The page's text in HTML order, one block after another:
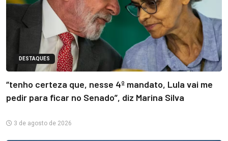
DESTAQUES
“tenho certeza que, nesse 4º mandato, Lula vai me
pedir para ficar no Senado”, diz Marina Silva
3 de agosto de 2026